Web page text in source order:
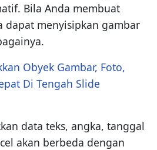
Bila Anda membuat
dapat menyisipkan gambar
Obyek Gambar, Foto,
Di Tengah Slide
data teks, angka, tanggal
akan berbeda dengan